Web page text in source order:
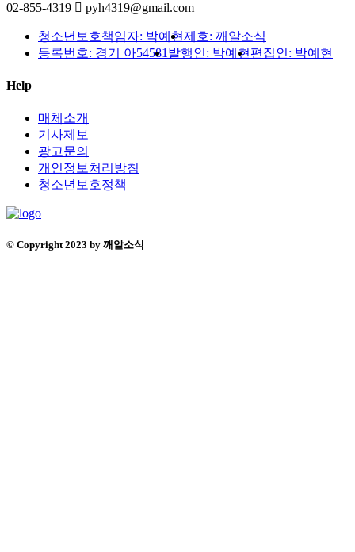
02-855-4319 pyh4319@gmail.com
청소년보호책임자: 박예현제호: 깨알소식
등록번호: 경기 아54581 발행인: 박예현 편집인: 박예현
Help
매체소개
기사제보
광고문의
개인정보처리방침
청소년보호정책
© Copyright 2023 by 깨알소식